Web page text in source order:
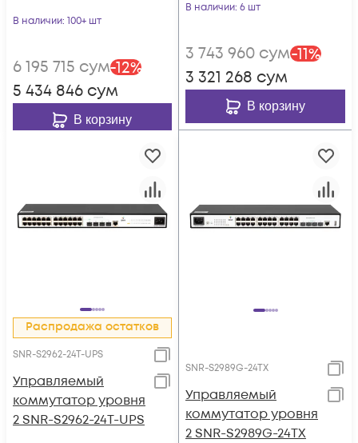
В наличии: 100+ шт
6 195 715 сум-12%
5 434 846 сум
В корзину
В наличии: 6 шт
3 743 960 сум-11%
3 321 268 сум
В корзину
Распродажа остатков
SNR-S2962-24T-UPS
Управляемый
коммутатор уровня
2 SNR-S2962-24T-UPS
SNR-S2989G-24TX
Управляемый
коммутатор уровня
2 SNR-S2989G-24TX